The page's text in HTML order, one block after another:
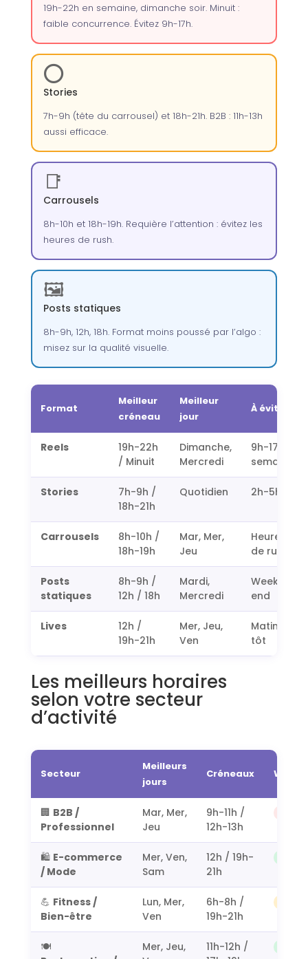
19h-22h en semaine, dimanche soir. Minuit :
faible concurrence. Évitez 9h-17h.
⭕
Stories
7h-9h (tête du carrousel) et 18h-21h. B2B : 11h-13h
aussi efficace.
📑
Carrousels
8h-10h et 18h-19h. Requière l’attention : évitez les
heures de rush.
🖼️
Posts statiques
8h-9h, 12h, 18h. Format moins poussé par l’algo :
misez sur la qualité visuelle.
Format
Meilleur
créneau
Meilleur
jour
À éviter
Reels
19h-22h
/ Minuit
Dimanche,
Mercredi
9h-17h
semaine
Stories
7h-9h /
18h-21h
Quotidien 2h-5h
Carrousels
8h-10h /
18h-19h
Mar, Mer,
Jeu
Heures
de rush
Posts
statiques
8h-9h /
12h / 18h
Mardi,
Mercredi
Week-
end
Lives
12h /
19h-21h
Mer, Jeu,
Ven
Matin
tôt
Les meilleurs horaires
selon votre secteur
d’activité
Secteur
Meilleurs
jours
Créneaux
🏢 B2B /
Professionnel
Mar, Mer,
Jeu
9h-11h /
12h-13h
🛍️ E-commerce
/ Mode
Mer, Ven,
Sam
12h / 19h-
21h
💪 Fitness /
Bien-être
Lun, Mer,
Ven
6h-8h /
19h-21h
🍽️
Mer, Jeu,
11h-12h /